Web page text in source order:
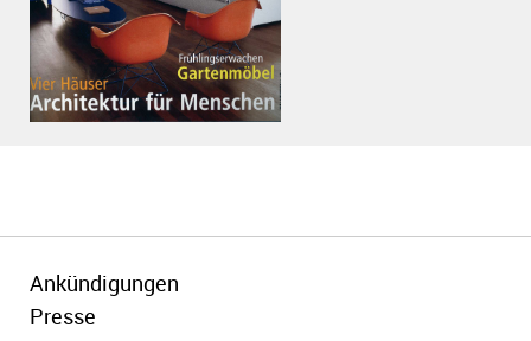
Ankündigungen
Presse